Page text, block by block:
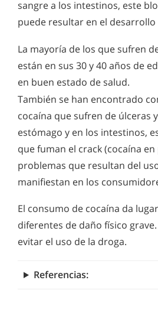
sangre a los intestinos, este
puede resultar en el desarrollo
La mayoría de los que sufren
están en sus 30 y 40 años de
en buen estado de salud.
También se han encontrado
cocaína que sufren de úlceras
estómago y en los intestinos,
que fuman el crack (cocaína en
problemas que resultan del
manifiestan en los
El consumo de cocaína da
diferentes de daño físico
evitar el uso de la droga.
Referencias: